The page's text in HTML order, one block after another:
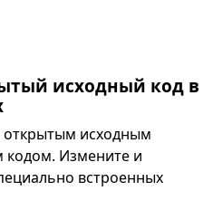
исходный код в
открытым исходным
кодом. Измените и
встроенных